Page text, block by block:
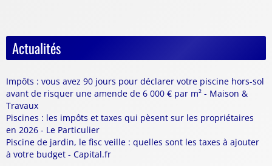
Actualités
Impôts : vous avez 90 jours pour déclarer votre piscine hors-sol
avant de risquer une amende de 6 000 € par m² - Maison &
Travaux
Piscines : les impôts et taxes qui pèsent sur les propriétaires
en 2026 - Le Particulier
Piscine de jardin, le fisc veille : quelles sont les taxes à ajouter
à votre budget - Capital.fr